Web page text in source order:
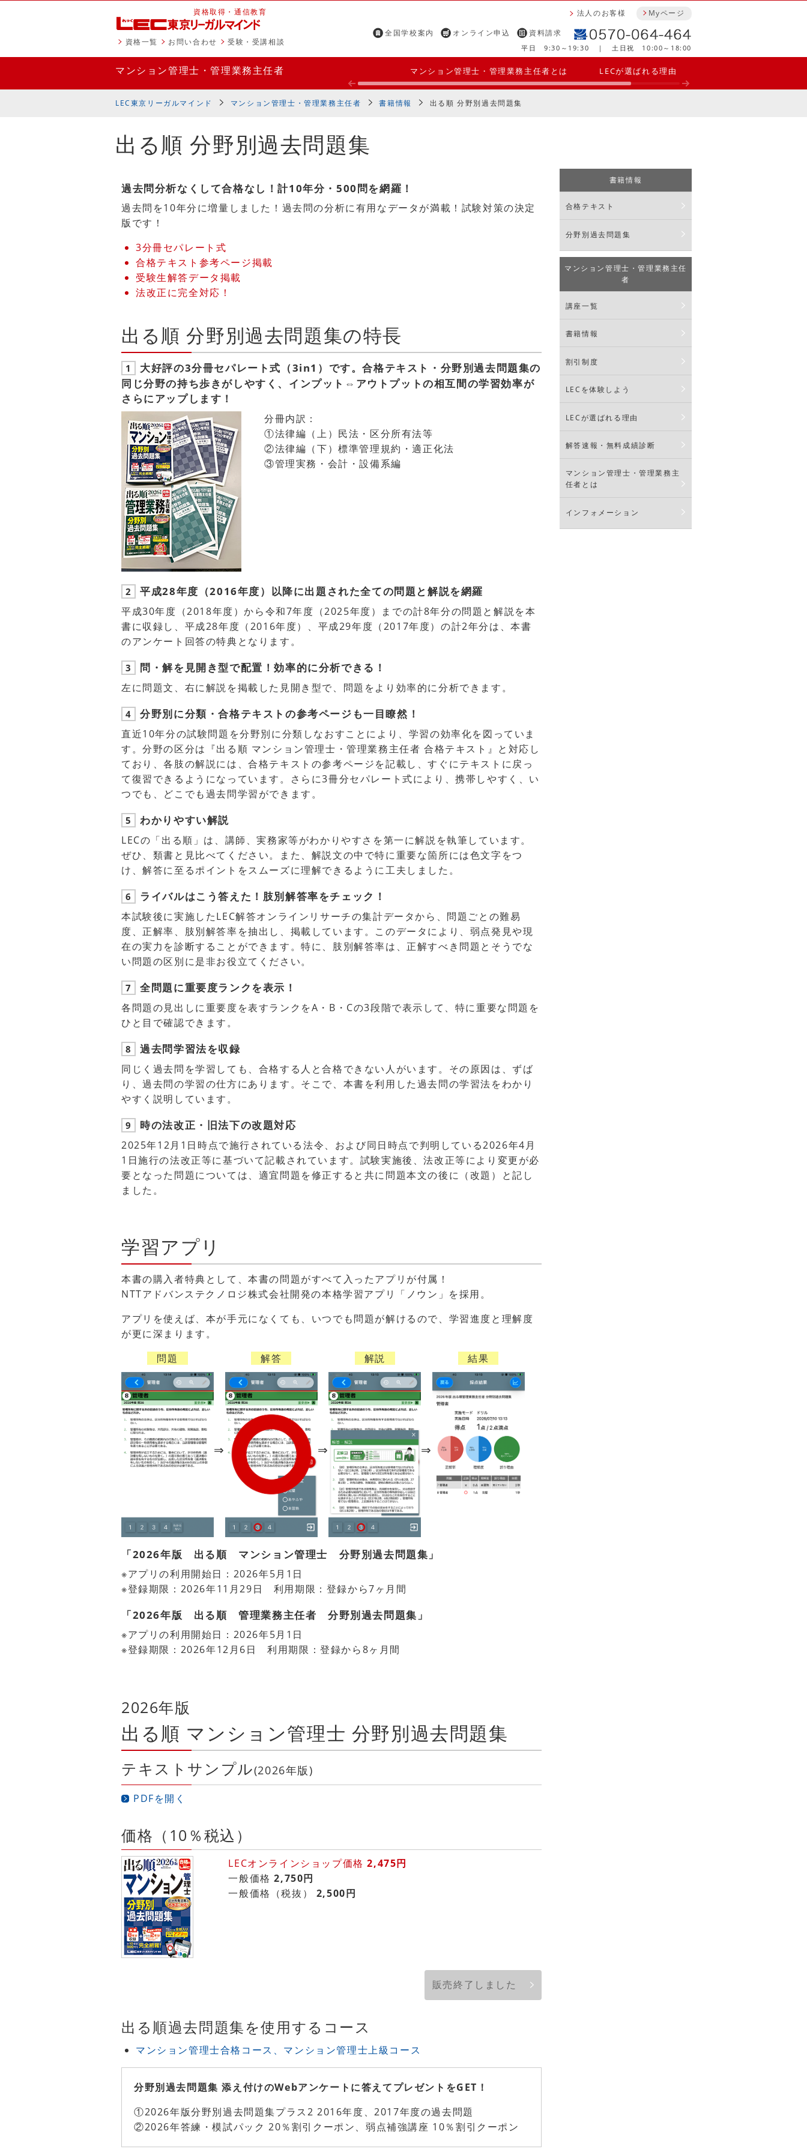
資格取得・通信教育
資格一覧 お問い合わせ 受験・受講相談
全国学校案内 オンライン申込 資料請求
Myページ
法人のお客様
平日 9:30～19:30 ｜ 土日祝 10:00～18:00
マンション管理士・管理業務主任者 マンション管理士・管理業務主任者とは LECが選ばれる理由
LEC東京リーガルマインド マンション管理士・管理業務主任者 書籍情報 出る順 分野別過去問題集
出る順 分野別過去問題集
過去問分析なくして合格なし！計10年分・500問を網羅！
過去問を10年分に増量しました！過去問の分析に有用なデータが満載！試験対策の決定
版です！
3分冊セパレート式
合格テキスト参考ページ掲載
受験生解答データ掲載
法改正に完全対応！
出る順 分野別過去問題集の特長
1
大好評の3分冊セパレート式（3in1）です。合格テキスト・分野別過去問題集の
同じ分野の持ち歩きがしやすく、インプット⇔アウトプットの相互間の学習効率が
さらにアップします！
分冊内訳：
①法律編（上）民法・区分所有法等
②法律編（下）標準管理規約・適正化法
③管理実務・会計・設備系編
2 平成28年度（2016年度）以降に出題された全ての問題と解説を網羅
平成30年度（2018年度）から令和7年度（2025年度）までの計8年分の問題と解説を本
書に収録し、平成28年度（2016年度）、平成29年度（2017年度）の計2年分は、本書
のアンケート回答の特典となります。
3 問・解を見開き型で配置！効率的に分析できる！
左に問題文、右に解説を掲載した見開き型で、問題をより効率的に分析できます。
4 分野別に分類・合格テキストの参考ページも一目瞭然！
直近10年分の試験問題を分野別に分類しなおすことにより、学習の効率化を図っていま
す。分野の区分は『出る順 マンション管理士・管理業務主任者 合格テキスト』と対応し
ており、各肢の解説には、合格テキストの参考ページを記載し、すぐにテキストに戻っ
て復習できるようになっています。さらに3冊分セパレート式により、携帯しやすく、い
つでも、どこでも過去問学習ができます。
5 わかりやすい解説
LECの「出る順」は、講師、実務家等がわかりやすさを第一に解説を執筆しています。
ぜひ、類書と見比べてください。また、解説文の中で特に重要な箇所には色文字をつ
け、解答に至るポイントをスムーズに理解できるように工夫しました。
6 ライバルはこう答えた！肢別解答率をチェック！
本試験後に実施したLEC解答オンラインリサーチの集計データから、問題ごとの難易
度、正解率、肢別解答率を抽出し、掲載しています。このデータにより、弱点発見や現
在の実力を診断することができます。特に、肢別解答率は、正解すべき問題とそうでな
い問題の区別に是非お役立てください。
7 全問題に重要度ランクを表示！
各問題の見出しに重要度を表すランクをA・B・Cの3段階で表示して、特に重要な問題を
ひと目で確認できます。
8 過去問学習法を収録
同じく過去問を学習しても、合格する人と合格できない人がいます。その原因は、ずば
り、過去問の学習の仕方にあります。そこで、本書を利用した過去問の学習法をわかり
やすく説明しています。
9 時の法改正・旧法下の改題対応
2025年12月1日時点で施行されている法令、および同日時点で判明している2026年4月
1日施行の法改正等に基づいて記載されています。試験実施後、法改正等により変更が必
要となった問題については、適宜問題を修正すると共に問題本文の後に（改題）と記し
ました。
学習アプリ
本書の購入者特典として、本書の問題がすべて入ったアプリが付属！
NTTアドバンステクノロジ株式会社開発の本格学習アプリ「ノウン」を採用。
アプリを使えば、本が手元になくても、いつでも問題が解けるので、学習進度と理解度
が更に深まります。
問題
解答 解説 結果
「2026年版 出る順 マンション管理士 分野別過去問題集」
※アプリの利用開始日：2026年5月1日
※登録期限：2026年11月29日 利用期限：登録から7ヶ月間
「2026年版 出る順 管理業務主任者 分野別過去問題集」
※アプリの利用開始日：2026年5月1日
※登録期限：2026年12月6日 利用期限：登録から8ヶ月間
2026年版
出る順 マンション管理士 分野別過去問題集
テキストサンプル(2026年版)
PDFを開く
価格（10％税込）
LECオンラインショップ価格2,475円
一般価格2,750円
一般価格（税抜） 2,500円
販売終了しました
出る順過去問題集を使用するコース
マンション管理士合格コース、マンション管理士上級コース
分野別過去問題集 添え付けのWebアンケートに答えてプレゼントをGET！
①2026年版分野別過去問題集プラス2 2016年度、2017年度の過去問題
②2026年答練・模試パック 20％割引クーポン、弱点補強講座 10％割引クーポン
書籍情報
合格テキスト
分野別過去問題集
マンション管理士・管理業務主任
者
講座一覧
書籍情報
割引制度
LECを体験しよう
LECが選ばれる理由
解答速報・無料成績診断
マンション管理士・管理業務主
任者とは
インフォメーション